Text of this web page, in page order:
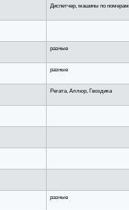
Диспетчер, машины по номерам
разные
разные
Регата, Аллюр, Гвоздика
разные